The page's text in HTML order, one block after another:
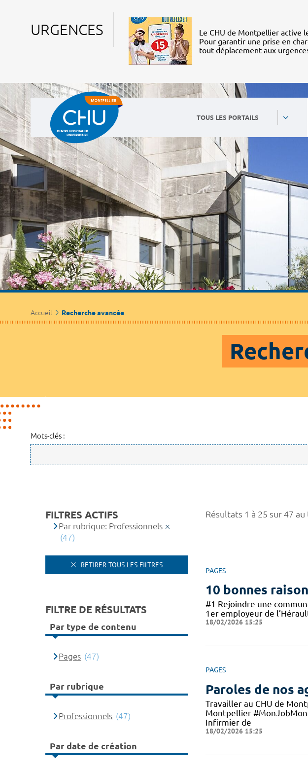
URGENCES
Le CHU de Montpellier active
Pour garantir une prise en
tout déplacement aux
TOUS LES PORTAILS
Accueil Recherche avancée
Mots-clés :
Résultats 1 à 25 sur 47
PAGES
10 bonnes
#1 Rejoindre une
1er employeur de
18/02/2026 15:25
PAGES
Paroles de nos
Travailler au CHU de
Montpellier
Infirmier de
18/02/2026 15:25
FILTRES ACTIFS
Par rubrique: Professionnels
(47)
RETIRER TOUS LES FILTRES
FILTRE DE RÉSULTATS
Par type de contenu
Pages (47)
Par rubrique
Professionnels (47)
Par date de création